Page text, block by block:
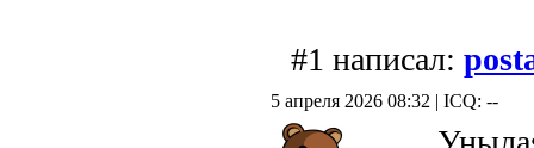
#1 написал:
5 апреля 2026 08:32 | ICQ: --